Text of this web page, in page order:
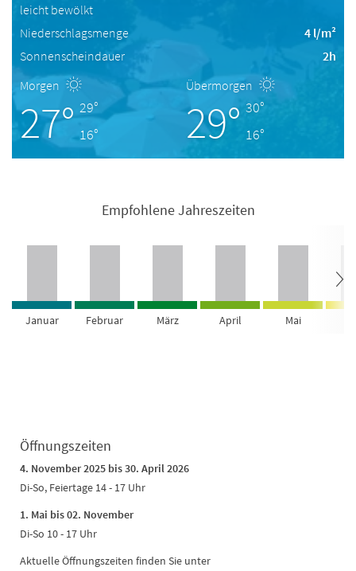
leicht bewölkt
Niederschlagsmenge
4 l/m²
Sonnenscheindauer
2h
Morgen
27° 29°
16°
Übermorgen
29° 30°
16°
Empfohlene Jahreszeiten
Januar Februar März April Mai
Öffnungszeiten
4. November 2025 bis 30. April 2026
Di-So, Feiertage 14 - 17 Uhr
1. Mai bis 02. November
Di-So 10 - 17 Uhr
Aktuelle Öffnungszeiten finden Sie unter